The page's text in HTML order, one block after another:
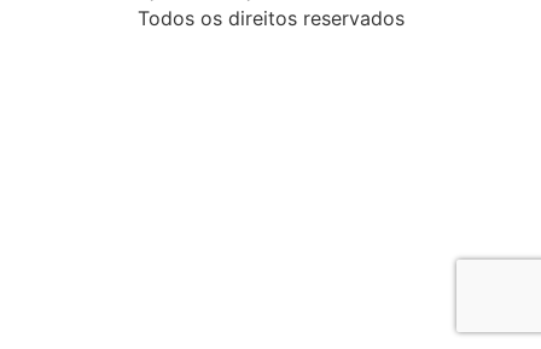
Todos os direitos reservados